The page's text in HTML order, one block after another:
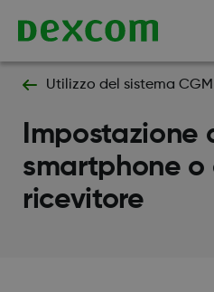
Utilizzo del sistema
Impostazione
smartphone o
ricevitore